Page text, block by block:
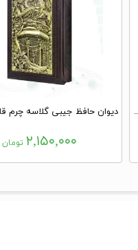
کشویی برشی
۲,۱۵۰,۰۰۰ تومان